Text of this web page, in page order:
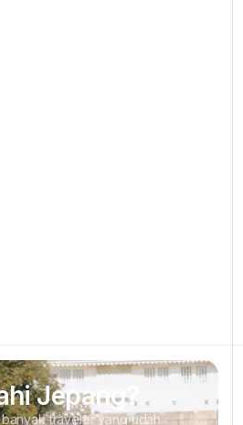
Jepang?
traveler yang udah